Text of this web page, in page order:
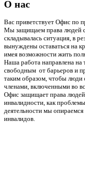
О нас
Вас приветствует Офис по
Мы защищаем права людей
складывалась ситуация, в
вынуждены оставаться на
имея возможности жить
Наша работа направлена на
свободным от барьеров и
таким образом, чтобы люди
членами, включенными во
Офис защищает права
инвалидности, как
деятельности мы
инвалидов.